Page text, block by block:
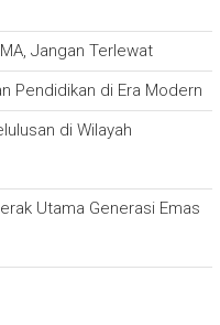
Jangan Terlewat
Pendidikan di Era Modern
di Wilayah
Utama Generasi Emas